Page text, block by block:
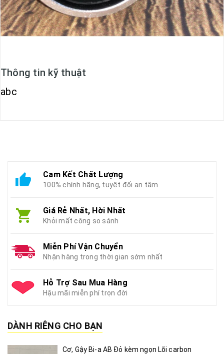
Thông tin kỹ thuật
abc
Cam Kết Chất Lượng
100% chính hãng, tuyệt đối an tâm
Giá Rẻ Nhất, Hời Nhất
Khỏi mất công so sánh
Miễn Phí Vận Chuyển
Nhận hàng trong thời gian sớm nhất
Hỗ Trợ Sau Mua Hàng
Hậu mãi miễn phí trọn đời
DÀNH RIÊNG CHO BẠN
Cơ, Gậy Bi-a AB Đỏ kèm ngọn Lõi carbon